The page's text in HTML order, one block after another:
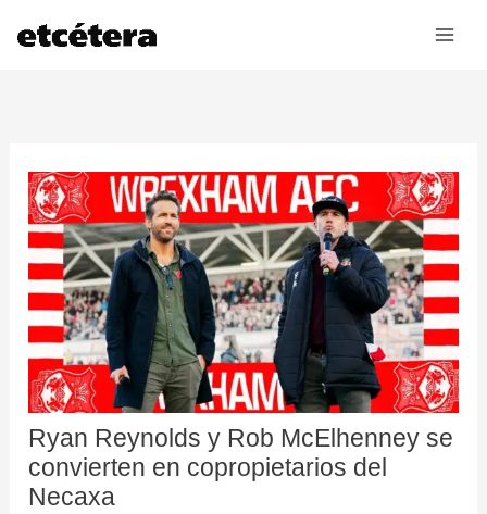
Ryan Reynolds y Rob McElhenney se
convierten en copropietarios del
Necaxa